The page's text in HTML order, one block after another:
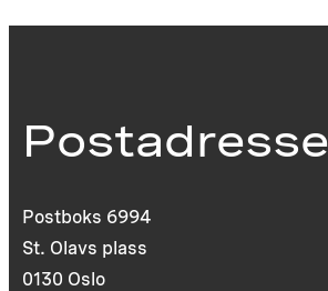
Postadresse
Postboks 6994
St. Olavs plass
0130 Oslo